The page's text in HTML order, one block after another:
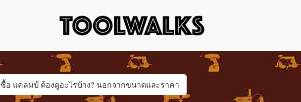
เครื่องมือช่าง เครื่อ
ซื้อ แคลมป์ ต้องดูอะไรบ้าง? นอกจากขนาดและราคา